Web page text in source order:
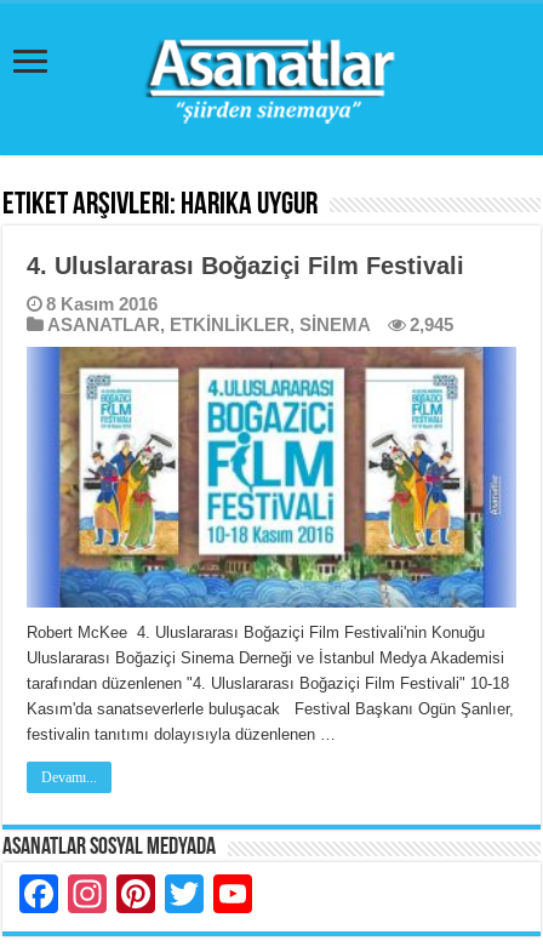
Etiket Arşivleri: Harika Uygur
4. Uluslararası Boğaziçi Film Festivali
8 Kasım 2016
ASANATLAR, ETKİNLİKLER,SİNEMA 2,945
Robert McKee 4. Uluslararası Boğaziçi Film Festivali'nin Konuğu
Uluslararası Boğaziçi Sinema Derneği ve İstanbul Medya Akademisi
tarafından düzenlenen "4. Uluslararası Boğaziçi Film Festivali" 10-18
Kasım'da sanatseverlerle buluşacak Festival Başkanı Ogün Şanlıer,
festivalin tanıtımı dolayısıyla düzenlenen …
Devamı...
Asanatlar Sosyal Medyada
Facebook
Instagram
Pinterest
Twitter